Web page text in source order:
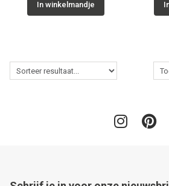
In winkelmandje